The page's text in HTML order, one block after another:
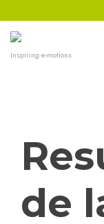
al
contenido
Inspiring e-motions
de